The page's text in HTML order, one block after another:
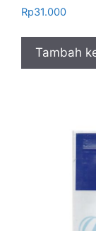
Rp31.000
Tambah